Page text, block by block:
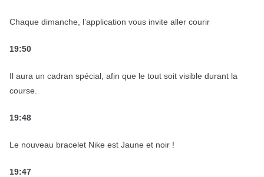
Chaque dimanche, l’application vous invite aller courir
19:50
Il aura un cadran spécial, afin que le tout soit visible durant la
course.
19:48
Le nouveau bracelet Nike est Jaune et noir !
19:47